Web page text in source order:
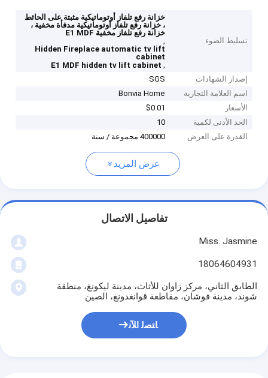
تسليط الضوء
خزانة رفع تلفاز أوتوماتيكية مثبتة على الحائط
، خزانة رفع تلفاز أوتوماتيكية مدفأة مخفية ،
خزانة رفع تلفاز مخفية E1 MDF
,
Hidden Fireplace automatic tv lift
cabinet
,
E1 MDF hidden tv lift cabinet
إصدار الشهادات
SGS
اسم العلامة التجارية
Bonvia Home
الأسعار
$0.01
الحد الأدنى لكمية
10
القدرة على العرض
400000 مجموعة / سنة
عرض المزيد
تفاصيل الاتصال
Miss. Jasmine
18064604931
الطابق الثاني، مركز زاوان للأثاث، مدينة ليكونغ، منطقة
شوند، مدينة فوشان، مقاطعة قوانغدونغ، الصين
ﺎﺘﺼﻟ ﺍﻶﻧ